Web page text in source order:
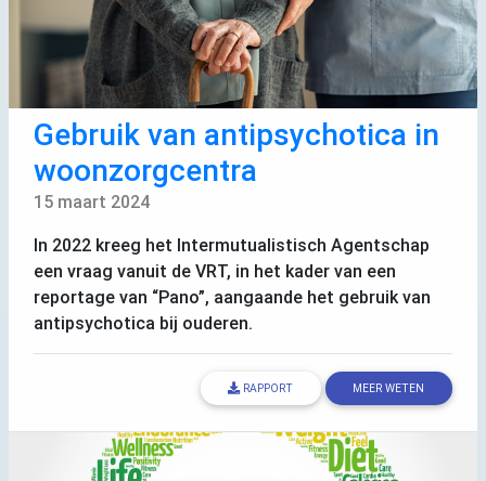
Gebruik van antipsychotica in
woonzorgcentra
15 maart 2024
In 2022 kreeg het Intermutualistisch Agentschap
een vraag vanuit de VRT, in het kader van een
reportage van “Pano”, aangaande het gebruik van
antipsychotica bij ouderen.
RAPPORT MEER WETEN